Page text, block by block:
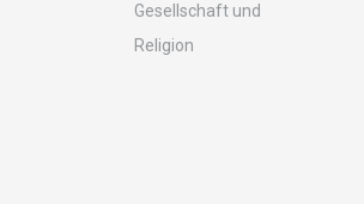
Gesellschaft und
Religion